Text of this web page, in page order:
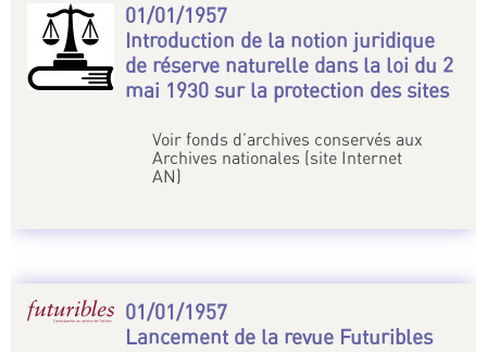
01/01/1957
Introduction de la notion juridique
de réserve naturelle dans la loi du 2
mai 1930 sur la protection des sites
Voir fonds d’archives conservés aux
Archives nationales (site Internet
AN)
01/01/1957
Lancement de la revue Futuribles